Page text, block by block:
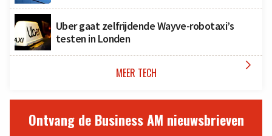
Uber gaat zelfrijdende Wayve-robotaxi’s
testen in Londen
MEER TECH 
Ontvang de Business AM nieuwsbrieven